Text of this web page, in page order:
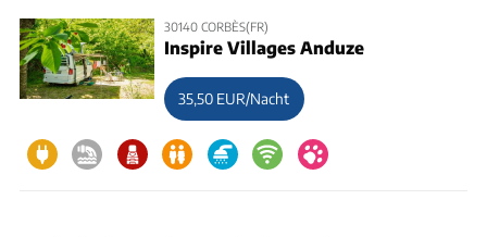
30140 CORBÈS(FR)
Inspire Villages Anduze
35,50 EUR/Nacht